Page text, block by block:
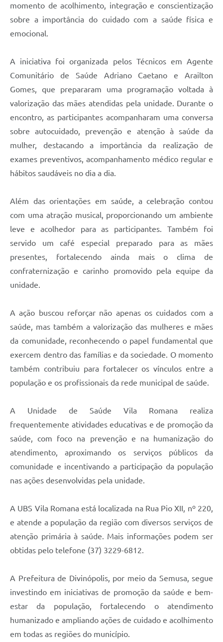
momento de acolhimento, integração e conscientização
sobre a importância do cuidado com a saúde física e
emocional.
A iniciativa foi organizada pelos Técnicos em Agente
Comunitário de Saúde Adriano Caetano e Arailton
Gomes, que prepararam uma programação voltada à
valorização das mães atendidas pela unidade. Durante o
encontro, as participantes acompanharam uma conversa
sobre autocuidado, prevenção e atenção à saúde da
mulher, destacando a importância da realização de
exames preventivos, acompanhamento médico regular e
hábitos saudáveis no dia a dia.
Além das orientações em saúde, a celebração contou
com uma atração musical, proporcionando um ambiente
leve e acolhedor para as participantes. Também foi
servido um café especial preparado para as mães
presentes, fortalecendo ainda mais o clima de
confraternização e carinho promovido pela equipe da
unidade.
A ação buscou reforçar não apenas os cuidados com a
saúde, mas também a valorização das mulheres e mães
da comunidade, reconhecendo o papel fundamental que
exercem dentro das famílias e da sociedade. O momento
também contribuiu para fortalecer os vínculos entre a
população e os profissionais da rede municipal de saúde.
A Unidade de Saúde Vila Romana realiza
frequentemente atividades educativas e de promoção da
saúde, com foco na prevenção e na humanização do
atendimento, aproximando os serviços públicos da
comunidade e incentivando a participação da população
nas ações desenvolvidas pela unidade.
A UBS Vila Romana está localizada na Rua Pio XII, nº 220,
e atende a população da região com diversos serviços de
atenção primária à saúde. Mais informações podem ser
obtidas pelo telefone (37) 3229-6812.
A Prefeitura de Divinópolis, por meio da Semusa, segue
investindo em iniciativas de promoção da saúde e bem-
estar da população, fortalecendo o atendimento
humanizado e ampliando ações de cuidado e acolhimento
em todas as regiões do município.